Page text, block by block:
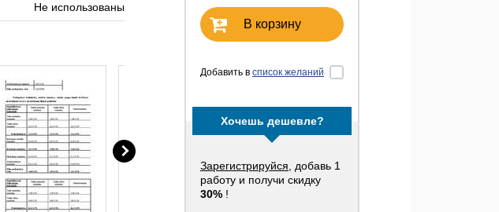
В корзину
Добавить в список желаний
Хочешь дешевле?
Зарегистрируйся , добавь 1
работу и получи скидку
30% !
Не использованы